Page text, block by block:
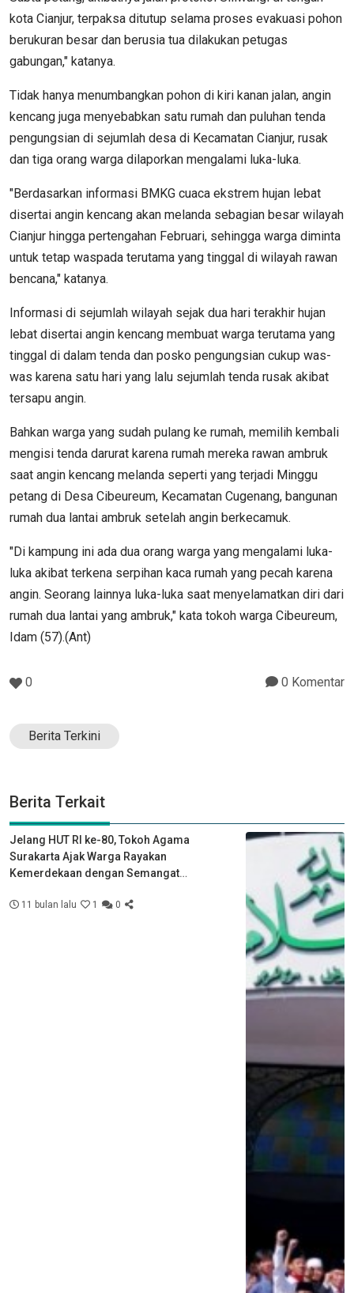
kota Cianjur, terpaksa ditutup selama proses evakuasi pohon
berukuran besar dan berusia tua dilakukan petugas
gabungan," katanya.
Tidak hanya menumbangkan pohon di kiri kanan jalan, angin
kencang juga menyebabkan satu rumah dan puluhan tenda
pengungsian di sejumlah desa di Kecamatan Cianjur, rusak
dan tiga orang warga dilaporkan mengalami luka-luka.
"Berdasarkan informasi BMKG cuaca ekstrem hujan lebat
disertai angin kencang akan melanda sebagian besar wilayah
Cianjur hingga pertengahan Februari, sehingga warga diminta
untuk tetap waspada terutama yang tinggal di wilayah rawan
bencana," katanya.
Informasi di sejumlah wilayah sejak dua hari terakhir hujan
lebat disertai angin kencang membuat warga terutama yang
tinggal di dalam tenda dan posko pengungsian cukup was-
was karena satu hari yang lalu sejumlah tenda rusak akibat
tersapu angin.
Bahkan warga yang sudah pulang ke rumah, memilih kembali
mengisi tenda darurat karena rumah mereka rawan ambruk
saat angin kencang melanda seperti yang terjadi Minggu
petang di Desa Cibeureum, Kecamatan Cugenang, bangunan
rumah dua lantai ambruk setelah angin berkecamuk.
"Di kampung ini ada dua orang warga yang mengalami luka-
luka akibat terkena serpihan kaca rumah yang pecah karena
angin. Seorang lainnya luka-luka saat menyelamatkan diri dari
rumah dua lantai yang ambruk," kata tokoh warga Cibeureum,
Idam (57).(Ant)
0 0 Komentar
Berita Terkini
Berita Terkait
Jelang HUT RI ke-80, Tokoh Agama
Surakarta Ajak Warga Rayakan
Kemerdekaan dengan Semangat
11 bulan lalu 1 0